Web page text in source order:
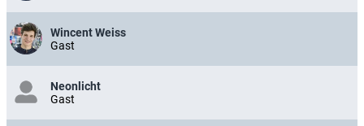
Wincent Weiss
Gast
Neonlicht
Gast